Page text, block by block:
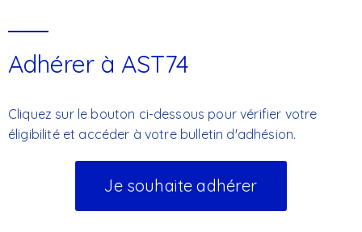
Adhérer à AST74
Cliquez sur le bouton ci-dessous pour vérifier votre
éligibilité et accéder à votre bulletin d'adhésion.
Je souhaite adhérer